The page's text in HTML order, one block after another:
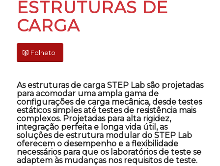
ESTRUTURAS DE
CARGA
Folheto
As estruturas de carga STEP Lab são projetadas
para acomodar uma ampla gama de
configurações de carga mecânica, desde testes
estáticos simples até testes de resistência mais
complexos. Projetadas para alta rigidez,
integração perfeita e longa vida útil, as
soluções de estrutura modular do STEP Lab
oferecem o desempenho e a flexibilidade
necessários para que os laboratórios de teste se
adaptem às mudanças nos requisitos de teste.